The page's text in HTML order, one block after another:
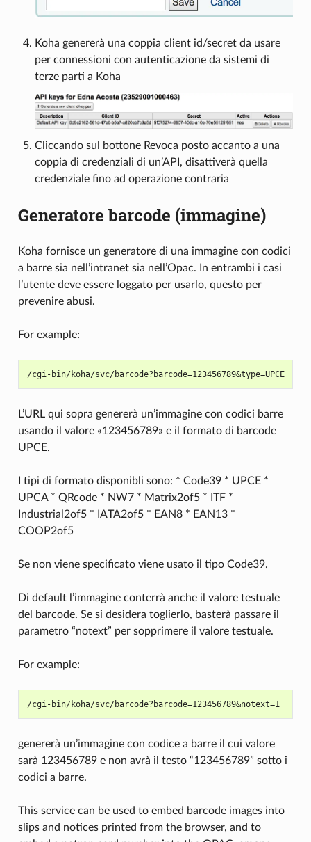
Koha genererà una coppia client id/secret da usare
per connessioni con autenticazione da sistemi di
terze parti a Koha
Cliccando sul bottone Revoca posto accanto a una
coppia di credenziali di un’API, disattiverà quella
credenziale fino ad operazione contraria
Generatore barcode (immagine)
Koha fornisce un generatore di una immagine con codici
a barre sia nell’intranet sia nell’Opac. In entrambi i casi
l’utente deve essere loggato per usarlo, questo per
prevenire abusi.
For example:
/cgi-bin/koha/svc/barcode?barcode=123456789&type=UPCE
L’URL qui sopra genererà un’immagine con codici barre
usando il valore «123456789» e il formato di barcode
UPCE.
I tipi di formato disponibli sono: * Code39 * UPCE *
UPCA * QRcode * NW7 * Matrix2of5 * ITF *
Industrial2of5 * IATA2of5 * EAN8 * EAN13 *
COOP2of5
Se non viene specificato viene usato il tipo Code39.
Di default l’immagine conterrà anche il valore testuale
del barcode. Se si desidera toglierlo, basterà passare il
parametro “notext” per sopprimere il valore testuale.
For example:
genererà un’immagine con codice a barre il cui valore
sarà 123456789 e non avrà il testo “123456789” sotto i
codici a barre.
This service can be used to embed barcode images into
slips and notices printed from the browser, and to